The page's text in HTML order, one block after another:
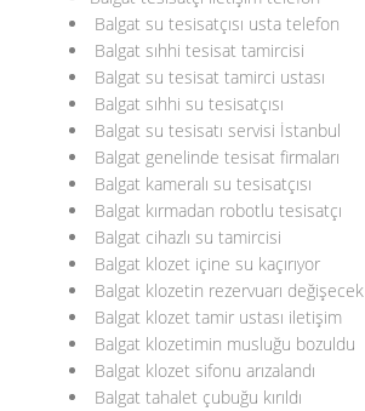
Balgat su tesisatçısı usta telefon
Balgat sıhhi tesisat tamircisi
Balgat su tesisat tamirci ustası
Balgat sıhhi su tesisatçısı
Balgat su tesisatı servisi İstanbul
Balgat genelinde tesisat firmaları
Balgat kameralı su tesisatçısı
Balgat kırmadan robotlu tesisatçı
Balgat cihazlı su tamircisi
Balgat klozet içine su kaçırıyor
Balgat klozetin rezervuarı değişecek
Balgat klozet tamir ustası iletişim
Balgat klozetimin musluğu bozuldu
Balgat klozet sifonu arızalandı
Balgat tahalet çubuğu kırıldı